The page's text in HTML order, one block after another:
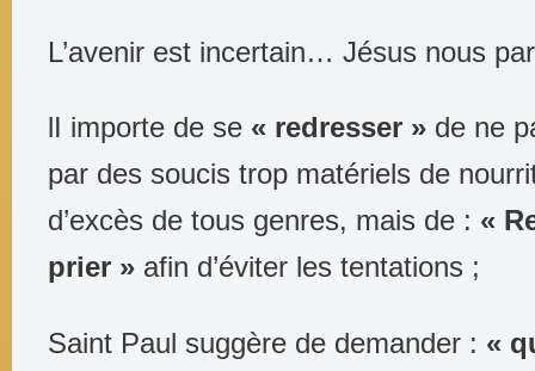
L’avenir est incertain… Jésus nous
lI importe de se « redresser » de ne
par des soucis trop matériels de
d’excès de tous genres, mais de : «
prier » afin d’éviter les tentations ;
Saint Paul suggère de demander : «